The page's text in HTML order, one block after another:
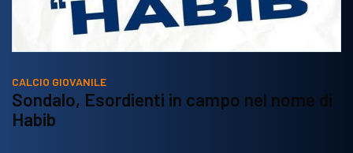
CALCIO GIOVANILE
Sondalo, Esordienti in campo nel nome di
Habib